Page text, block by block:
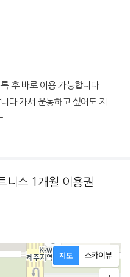
후 바로 이용 가능합니다
다 가서 운동하고 싶어도 지
니스 1개월 이용권